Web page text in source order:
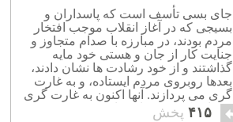
جای بسی تأسف است که پاسداران و
بسیجی که در آغاز انقلاب موجب افتخار
مردم بودند، در مبارزه با صدام متجاوز و
جنایت کار از جان و هستی خود مایه
گذاشتند و از خود رشادت ها نشان دادند،
بعدها روبروی مردم ایستاده، و به غارت
گری می پردازند. آنها اکنون به غارت گری
و تجاوز کشور پرداخته اند.
۴۱۵ پخش